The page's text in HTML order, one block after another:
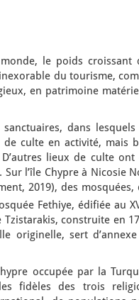
le poids croissant
du tourisme,
en patrimoine
dans lesquels
de culte en activité, mais
lieux de culte ont
l’île Chypre à Nicosie
2019), des mosquées,
Fethiye, édifiée au
construite en
originelle, sert
occupée par la
fidèles des trois